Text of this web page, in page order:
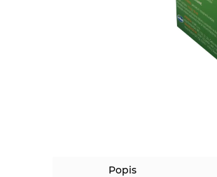
Popis